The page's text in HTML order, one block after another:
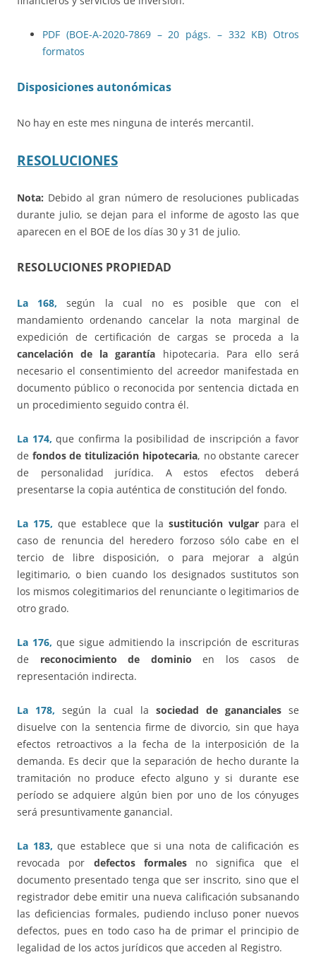
PDF (BOE-A-2020-7869 – 20 págs. – 332 KB) Otros
formatos
Disposiciones autonómicas
No hay en este mes ninguna de interés mercantil.
RESOLUCIONES
Nota: Debido al gran número de resoluciones publicadas
durante julio, se dejan para el informe de agosto las que
aparecen en el BOE de los días 30 y 31 de julio.
RESOLUCIONES PROPIEDAD
La 168,
según la cual no es posible que con el
mandamiento ordenando cancelar la nota marginal de
expedición de certificación de cargas se proceda a la
cancelación de la garantía hipotecaria. Para ello será
necesario el consentimiento del acreedor manifestada en
documento público o reconocida por sentencia dictada en
un procedimiento seguido contra él.
La 174, que confirma la posibilidad de inscripción a favor
de fondos de titulización hipotecaria, no obstante carecer
de personalidad jurídica. A estos efectos deberá
presentarse la copia auténtica de constitución del fondo.
La 175, que establece que lasustitución vulgarpara el
caso de renuncia del heredero forzoso sólo cabe en el
tercio de libre disposición, o para mejorar a algún
legitimario, o bien cuando los designados sustitutos son
los mismos colegitimarios del renunciante o legitimarios de
otro grado.
La 176, que sigue admitiendo la inscripción de escrituras
de reconocimiento de dominio en los casos de
representación indirecta.
La 178, según la cual la sociedad de gananciales se
disuelve con la sentencia firme de divorcio, sin que haya
efectos retroactivos a la fecha de la interposición de la
demanda. Es decir que la separación de hecho durante la
tramitación no produce efecto alguno y si durante ese
período se adquiere algún bien por uno de los cónyuges
será presuntivamente ganancial.
La 183, que establece que si una nota de calificación es
revocada por defectos formalesno significa que el
documento presentado tenga que ser inscrito, sino que el
registrador debe emitir una nueva calificación subsanando
las deficiencias formales, pudiendo incluso poner nuevos
defectos, pues en todo caso ha de primar el principio de
legalidad de los actos jurídicos que acceden al Registro.